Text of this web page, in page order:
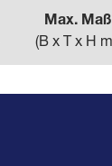
Max.
(B x T x H